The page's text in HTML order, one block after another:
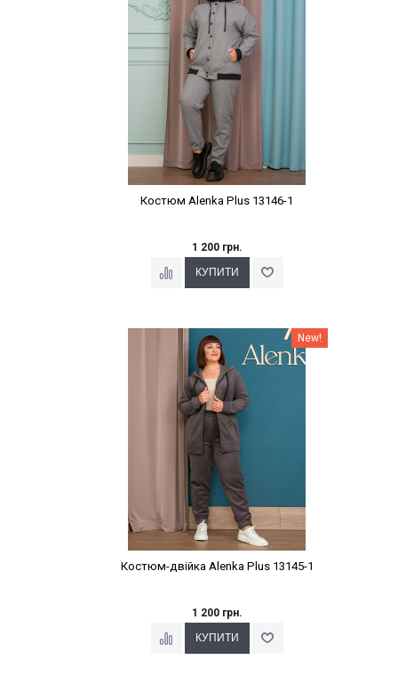
Костюм Alenka Plus 13146-1
1 200 грн.
Наклейки Варіант з % New!
Костюм-двійка Alenka Plus 13145-1
1 200 грн.